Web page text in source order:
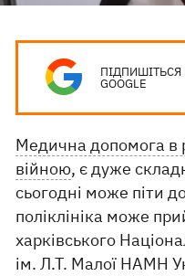
ПІДПИШІТЬСЯ
GOOGLE
Медична допомога в
війною, є дуже
сьогодні може піти
поліклініка може
харківського
ім. Л.Т. Малої НАМН